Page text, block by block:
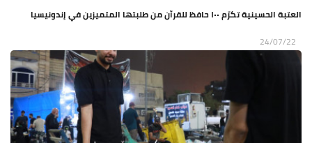
العتبة الحسينية تكرّم ١٠٠ حافظ للقرآن من طلبتها المتميزين في إندونيسيا
24/07/22